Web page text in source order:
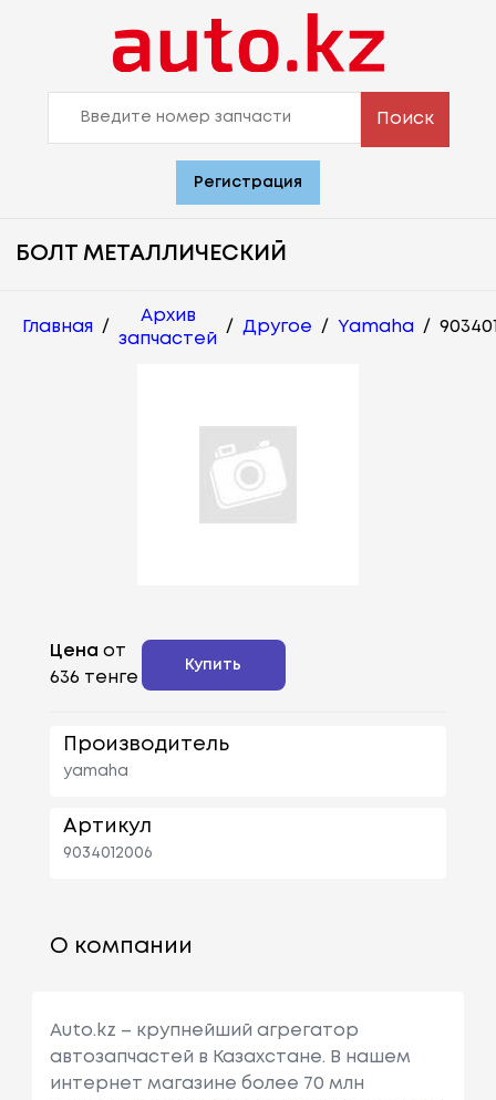
Поиск
Регистрация
БОЛТ МЕТАЛЛИЧЕСКИЙ
Главная /
Архив
запчастей
/ Другое / Yamaha /
Цена от
636 тенге
Купить
Производитель
yamaha
Артикул
9034012006
О компании
Auto.kz – крупнейший агрегатор
автозапчастей в Казахстане. В нашем
интернет магазине более 70 млн